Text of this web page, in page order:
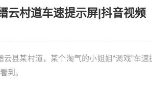
云村道车速提示屏|抖音视频
县某村道，某个淘气的小姐姐“调戏”车
到。